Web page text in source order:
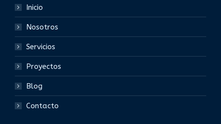
Inicio
Nosotros
Servicios
Proyectos
Blog
Contacto